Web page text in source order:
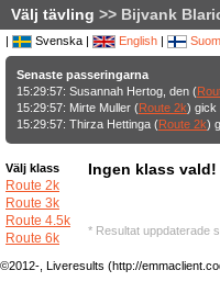
Välj tävling >> Bijvank
| Svenska | English |
Senaste passeringarna
15:29:57: Susannah Hertog, den (
15:29:57: Mirte Muller (Route 2k) gick
15:29:57: Thirza Hettinga (Route 2k)
Välj klass
Route 2k
Route 3k
Route 4.5k
Route 6k
Ingen klass vald!
* Resultat uppdaterade
©2012-, Liveresults (http://